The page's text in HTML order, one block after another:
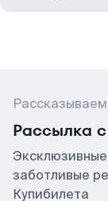
Рассылка
заботливые
Купибилета